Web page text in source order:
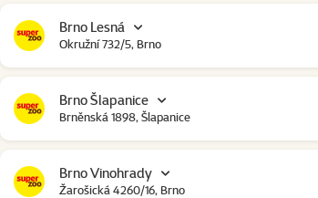
Brno Lesná
Okružní 732/5, Brno
Brno Šlapanice
Brněnská 1898, Šlapanice
Brno Vinohrady
Žarošická 4260/16, Brno